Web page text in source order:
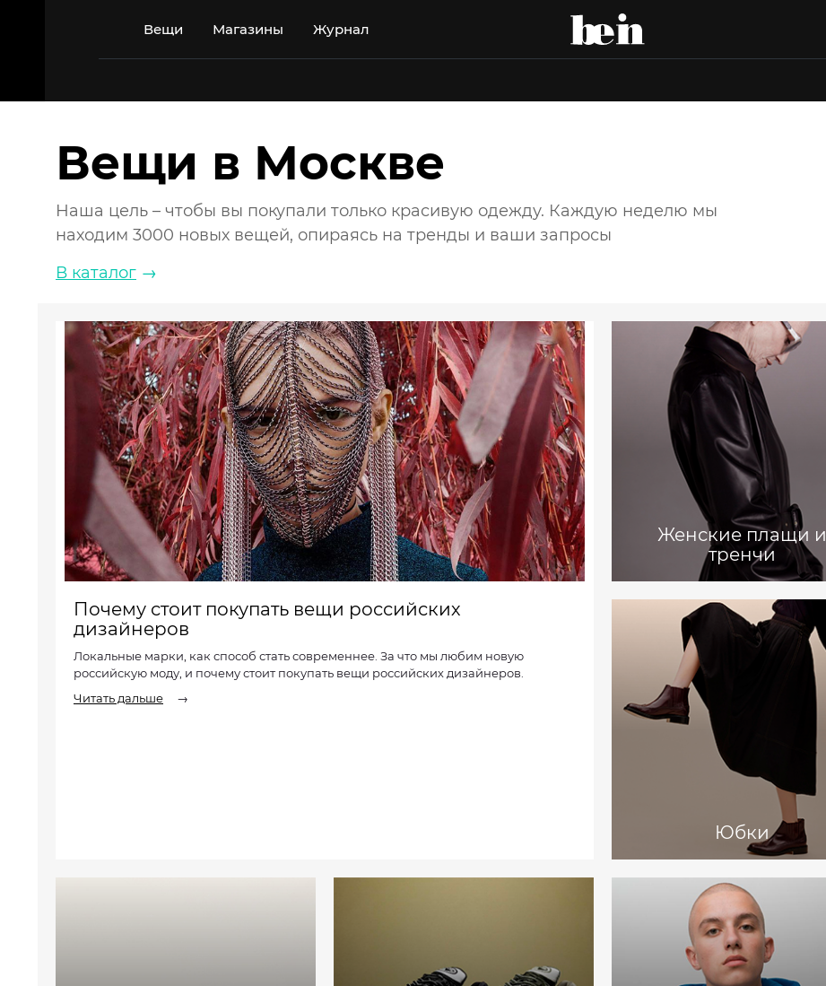
Вещи Магазины Журнал
Вещи в Москве
Наша цель – чтобы вы покупали только красивую одежду. Каждую неделю мы
находим 3000 новых вещей, опираясь на тренды и ваши запросы
В каталог →
Почему стоит покупать вещи российских
дизайнеров
Локальные марки, как способ стать современнее. За что мы любим новую
российскую моду, и почему стоит покупать вещи российских дизайнеров.
Читать дальше
→
Женские плащи и
тренчи
Юбки